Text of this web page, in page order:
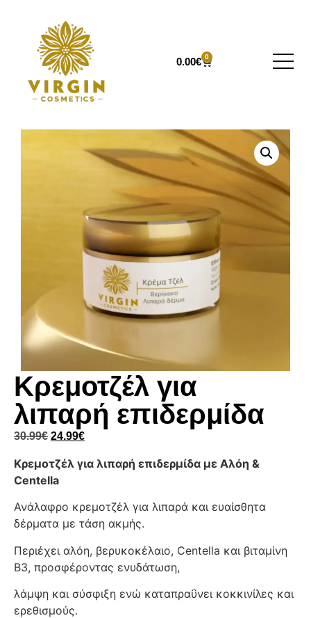
0.00€ 0
Κρεμοτζέλ για
λιπαρή επιδερμίδα
30.99€ 24.99€
Κρεμοτζέλ για λιπαρή επιδερμίδα με Αλόη &
Centella
Ανάλαφρο κρεμοτζέλ για λιπαρά και ευαίσθητα
δέρματα με τάση ακμής.
Περιέχει αλόη, βερυκοκέλαιο, Centella και βιταμίνη
Β3, προσφέροντας ενυδάτωση,
λάμψη και σύσφιξη ενώ καταπραΰνει κοκκινίλες και
ερεθισμούς.